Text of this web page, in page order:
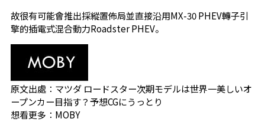
故很有可能會推出採縱置佈局並直接沿用MX-30 PHEV轉子引
擎的插電式混合動力Roadster PHEV。
原文出處： マツダ ロードスター次期モデルは世界一美しいオ
ープンカー目指す？予想CGにうっとり
想看更多： MOBY